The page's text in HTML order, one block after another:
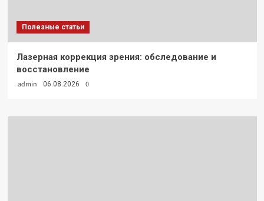
Полезные статьи
Лазерная коррекция зрения: обследование и
восстановление
admin 06.08.2026 0